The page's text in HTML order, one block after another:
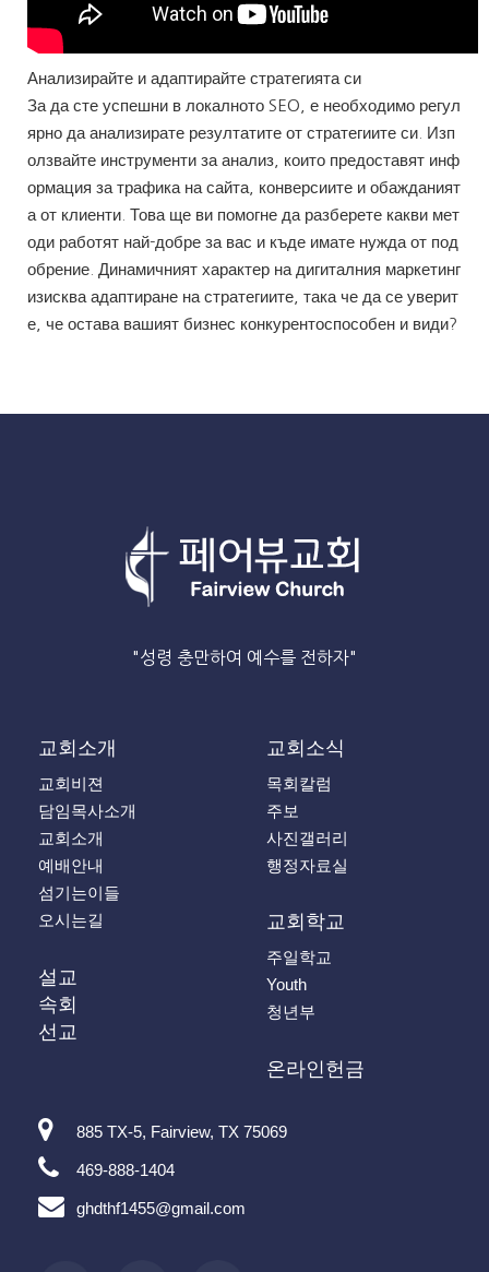
Анализирайте и адаптирайте стратегията си
За да сте успешни в локалното SEO, е необходимо регул
ярно да анализирате резултатите от стратегиите си. Изп
олзвайте инструменти за анализ, които предоставят инф
ормация за трафика на сайта, конверсиите и обажданият
а от клиенти. Това ще ви помогне да разберете какви мет
оди работят най-добре за вас и къде имате нужда от под
обрение. Динамичният характер на дигиталния маркетинг
изисква адаптиране на стратегиите, така че да се уверит
е, че остава вашият бизнес конкурентоспособен и види?
"성령 충만하여 예수를 전하자"
교회소개
교회비젼
담임목사소개
교회소개
예배안내
섬기는이들
오시는길
설교
속회
선교
교회소식
목회칼럼
주보
사진갤러리
행정자료실
교회학교
주일학교
Youth
청년부
온라인헌금
885 TX-5, Fairview, TX 75069
469-888-1404
ghdthf1455@gmail.com